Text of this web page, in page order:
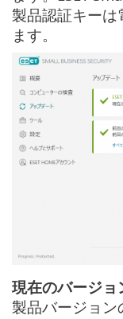
製品認証キーは
ます。
現在のバージョ
製品バージョン